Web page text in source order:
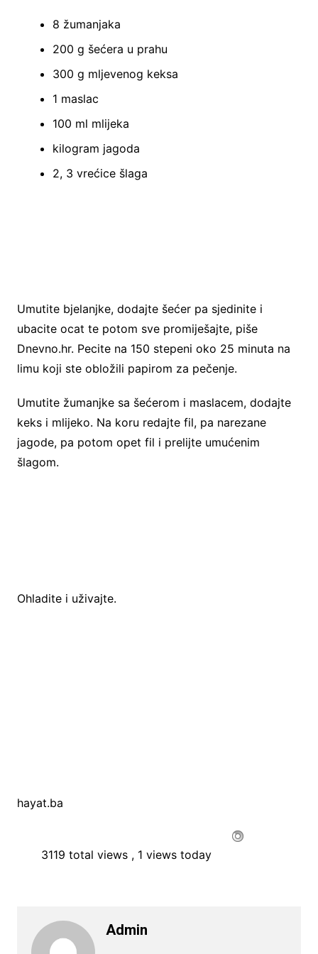
8 žumanjaka
200 g šećera u prahu
300 g mljevenog keksa
1 maslac
100 ml mlijeka
kilogram jagoda
2, 3 vrećice šlaga
Umutite bjelanjke, dodajte šećer pa sjedinite i
ubacite ocat te potom sve promiješajte, piše
Dnevno.hr. Pecite na 150 stepeni oko 25 minuta na
limu koji ste obložili papirom za pečenje.
Umutite žumanjke sa šećerom i maslacem, dodajte
keks i mlijeko. Na koru redajte fil, pa narezane
jagode, pa potom opet fil i prelijte umućenim
šlagom.
Ohladite i uživajte.
hayat.ba
3119 total views , 1 views today
Admin